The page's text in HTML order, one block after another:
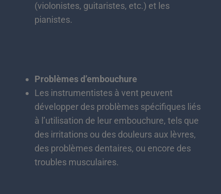
(violonistes, guitaristes, etc.) et les
pianistes.
Problèmes d’embouchure
Les instrumentistes à vent peuvent
développer des problèmes spécifiques liés
à l’utilisation de leur embouchure, tels que
des irritations ou des douleurs aux lèvres,
des problèmes dentaires, ou encore des
troubles musculaires.